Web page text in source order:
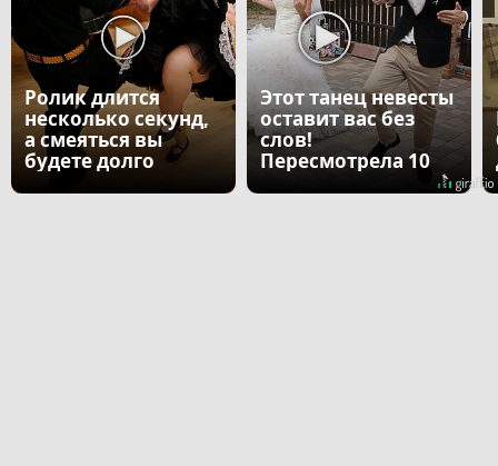
Ролик длится
несколько секунд,
а смеяться вы
будете долго
Этот танец невесты
оставит вас без
слов!
Пересмотрела 10